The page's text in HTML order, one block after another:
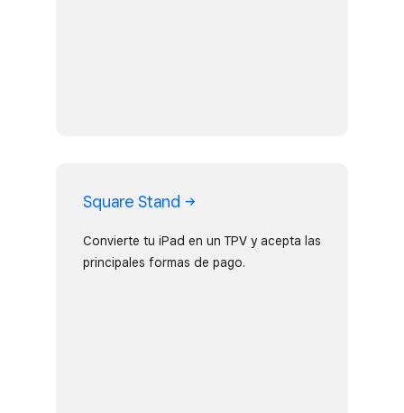
Square Stand
Convierte tu iPad en un TPV y acepta las
principales formas de pago.